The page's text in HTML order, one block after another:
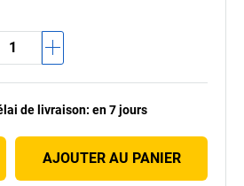
de livraison:en 7 jours
AJOUTER AU PANIER